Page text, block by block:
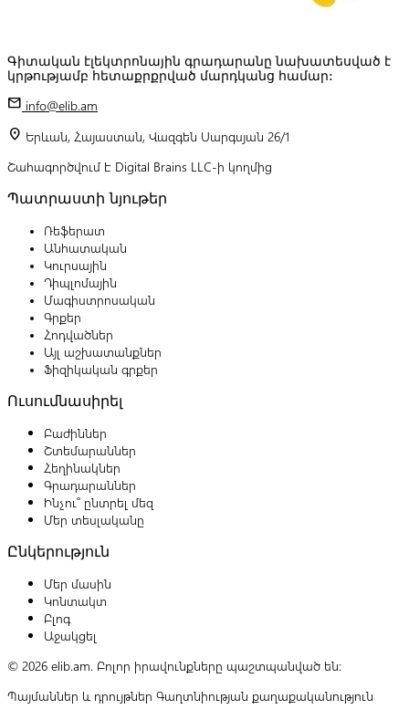
Գիտական էլեկտրոնային գրադարանը նախատեսված է
կրթությամբ հետաքրքրված մարդկանց համար:
mail info@elib.am
location_on Երևան, Հայաստան, Վազգեն Սարգսյան 26/1
Շահագործվում է Digital Brains LLC-ի կողմից
Պատրաստի նյութեր
Ռեֆերատ
Անհատական
Կուրսային
Դիպլոմային
Մագիստրոսական
Գրքեր
Հոդվածներ
Այլ աշխատանքներ
Ֆիզիկական գրքեր
Ուսումնասիրել
Բաժիններ
Շտեմարաններ
Հեղինակներ
Գրադարաններ
Ինչու՞ ընտրել մեզ
Մեր տեսլականը
Ընկերություն
Մեր մասին
Կոնտակտ
Բլոգ
Աջակցել
© 2026 elib.am. Բոլոր իրավունքները պաշտպանված են:
Պայմաններ և դրույթներ Գաղտնիության քաղաքականություն